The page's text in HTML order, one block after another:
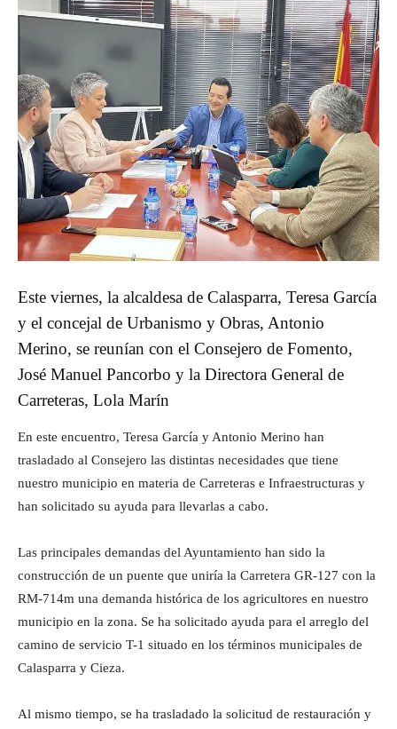
Este viernes, la alcaldesa de Calasparra, Teresa García
y el concejal de Urbanismo y Obras, Antonio
Merino, se reunían con el Consejero de Fomento,
José Manuel Pancorbo y la Directora General de
Carreteras, Lola Marín
En este encuentro, Teresa García y Antonio Merino han
trasladado al Consejero las distintas necesidades que tiene
nuestro municipio en materia de Carreteras e Infraestructuras y
han solicitado su ayuda para llevarlas a cabo.
Las principales demandas del Ayuntamiento han sido la
construcción de un puente que uniría la Carretera GR-127 con la
RM-714m una demanda histórica de los agricultores en nuestro
municipio en la zona. Se ha solicitado ayuda para el arreglo del
camino de servicio T-1 situado en los términos municipales de
Calasparra y Cieza.
Al mismo tiempo, se ha trasladado la solicitud de restauración y